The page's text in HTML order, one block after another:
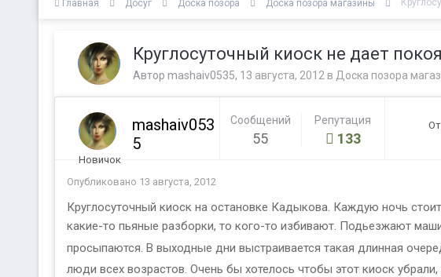
Главная Досуг Доска позора Доска позора магазины
Круглосуточный киоск не дает
Автор mashaiv0535, 13 августа, 2012 в Доска позора
mashaiv053
5
Новичок
Сообщений
55
Репутация
133
Опубликовано 13 августа, 2012
Круглосуточный киоск на остановке Кадыкова. Каждую ночь
какие-то пьяные разборки, то кого-то избивают. Подьезжают
просыпаются. В выходные дни выстраивается такая длинная
люди всех возрастов. Очень бы хотелось чтобы этот киоск убрали,